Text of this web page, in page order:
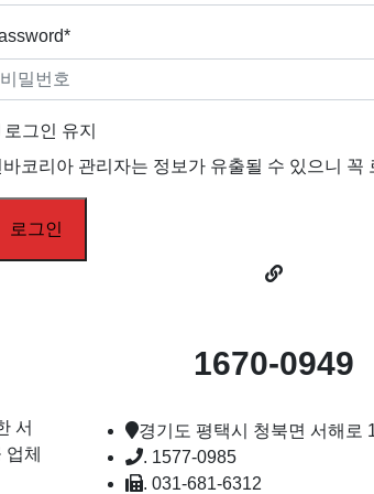
로그인 유지
바코리아 관리자는 정보가 유출될 수 있으니 꼭
1670-0949
서
체
경기도 평택시 청북면 서해로
. 1577-0985
. 031-681-6312